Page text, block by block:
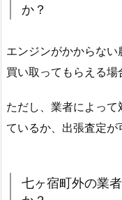
か？
エンジンがかからな
買い取ってもらえる場
ただし、業者によっ
ているか、出張査定が
七ヶ宿町外の業